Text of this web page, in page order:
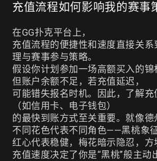
充值流程如何影响我的赛事
在GG扑克平台上，
充值流程的便捷性和速度直接关系
理与赛事参与策略。
假设你计划参加一场高额买入的锦
但账户余额不足，若充值延迟，
可能错失报名时机。因此，了解充
（如信用卡、电子钱包）
的最快到账方式至关重要。就像德
不同花色代表不同角色——黑桃象征
红心代表稳健，梅花暗示隐忍，
充值速度决定了你是“黑桃”般主动